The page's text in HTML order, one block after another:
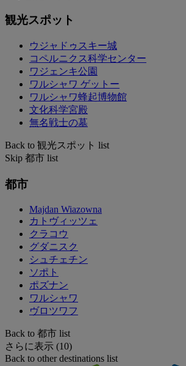
観光スポット
ウジャドゥスキー城
コペルニクス科学センター
ワジェンキ公園
ワルシャワ ゲットー
ワルシャワ蜂起博物館
文化科学宮殿
無名戦士の墓
Back to 観光スポット list
Skip 都市 list
都市
Majdan Wiazowna
カトヴィッツェ
クラコウ
グダニスク
シュチェチン
ソポト
ポズナン
ワルシャワ
ヴロツワフ
Back to 都市 list
さらに表示 (10)
Back to other destinations list